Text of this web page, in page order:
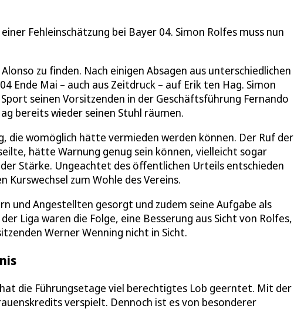
Fehleinschätzung bei Bayer 04. Simon Rolfes muss nun
zu finden. Nach einigen Absagen aus unterschiedlichen
Ende Mai – auch aus Zeitdruck – auf Erik ten Hag. Simon
seinen Vorsitzenden in der Geschäftsführung Fernando
bereits wieder seinen Stuhl räumen.
die womöglich hätte vermieden werden können. Der Ruf der
hätte Warnung genug sein können, vielleicht sogar
Stärke. Ungeachtet des öffentlichen Urteils entschieden
zum Wohle des Vereins.
und Angestellten gesorgt und zudem seine Aufgabe als
Liga waren die Folge, eine Besserung aus Sicht von Rolfes,
Werner Wenning nicht in Sicht.
die Führungsetage viel berechtigtes Lob geerntet. Mit der
verspielt. Dennoch ist es von besonderer